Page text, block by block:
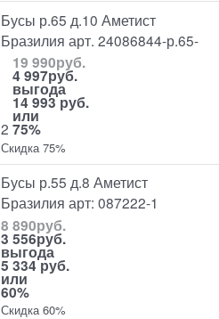
Бусы р.65 д.10 Аметист
Бразилия арт. 24086844-р.65-
2
19 990руб.
4 997руб.
выгода
14 993 руб.
или
75%
Скидка 75%
Бусы р.55 д.8 Аметист
Бразилия арт: 087222-1
8 890руб.
3 556руб.
выгода
5 334 руб.
или
60%
Скидка 60%